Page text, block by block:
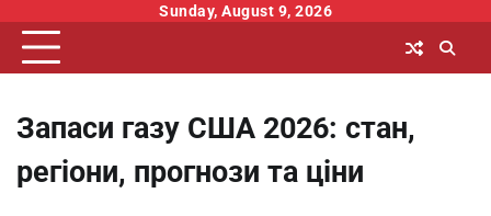
content
Sunday, August 9, 2026
Запаси газу США 2026: стан,
регіони, прогнози та ціни